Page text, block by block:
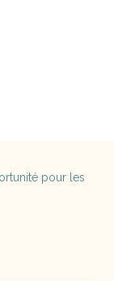
pour les